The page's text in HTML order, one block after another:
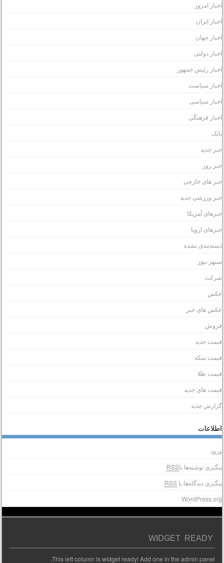
امروز
ایران
جهان
دولتی
رئیس جمهور
سیاست
سیاسی
فرهنگی
جدید
روز
های خارجی
ورزشی جدید
آمریکا
اروپا
نشده
نیوز
های خبر
جدید
سکه
طلا
های جدید
جدید
نوشته‌ها باRSS
دیدگاه‌ها باRSS
WIDGET READY
This left column is widget ready! Add one in the admin panel.